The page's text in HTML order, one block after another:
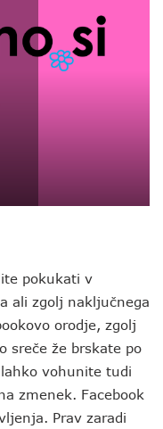
pokukati v
ali zgolj naključnega
orodje, zgolj
sreče že brskate po
vohunite tudi
zmenek. Facebook
Prav zaradi